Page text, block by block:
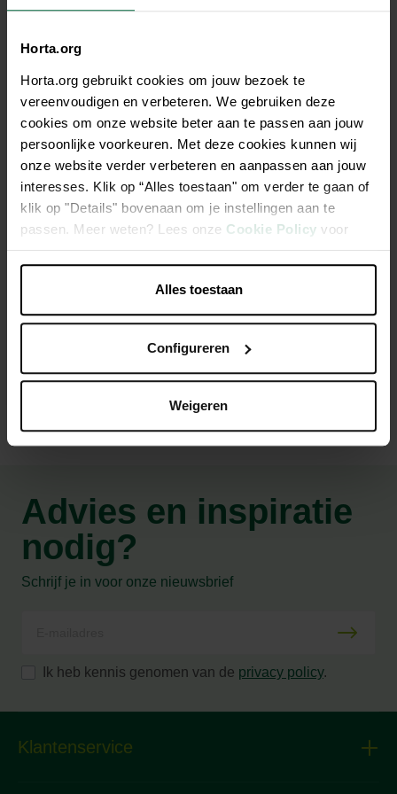
Horta.org
Horta.org gebruikt cookies om jouw bezoek te
vereenvoudigen en verbeteren. We gebruiken deze
cookies om onze website beter aan te passen aan jouw
persoonlijke voorkeuren. Met deze cookies kunnen wij
onze website verder verbeteren en aanpassen aan jouw
interesses. Klik op “Alles toestaan" om verder te gaan of
klik op "Details" bovenaan om je instellingen aan te
passen. Meer weten? Lees onze Cookie Policy voor
meer informatie.
Alles toestaan
Configureren
Weigeren
€ 11,45
Niet elke winkel heeft hetzelfde assortiment
Beschrijving
De Cera wordt in Portugal vervaardigd uit de fijnste klei en is
prachtig afgewerkt met het meest perfecte glazuur.
Advies en inspiratie
nodig?
Schrijf je in voor onze nieuwsbrief
Ik heb kennis genomen van de privacy policy.
Klantenservice